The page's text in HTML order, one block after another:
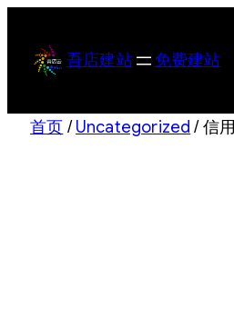
吾店建站 免费建站
首页 /Uncategorized / 信用